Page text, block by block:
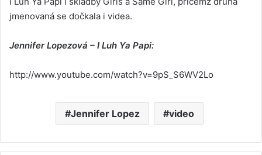
jmenovaná se dočkala i videa.
Jennifer Lopezová – I Luh Ya Papi:
http://www.youtube.com/watch?v=9pS_S6WV2Lo
Jennifer Lopez video